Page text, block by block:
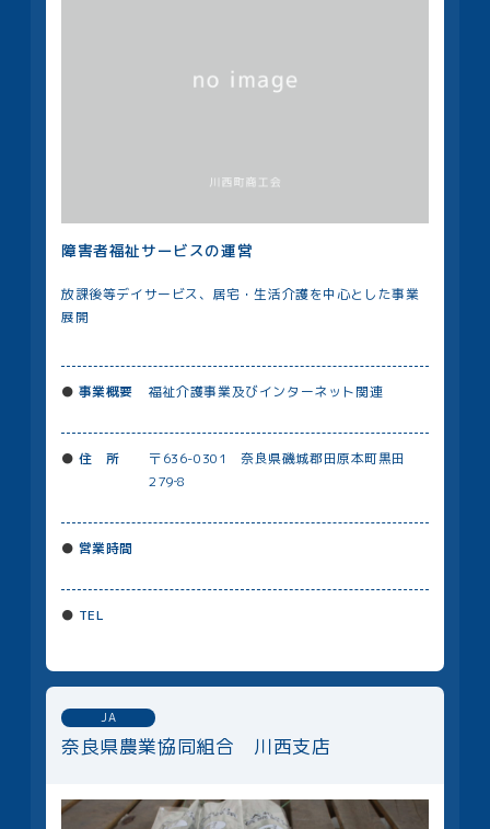
障害者福祉サービスの運営
放課後等デイサービス、居宅・生活介護を中心とした事業
展開
事業概要 福祉介護事業及びインターネット関連
住 所
〒636-0301 奈良県磯城郡田原本町黒田
279‐8
営業時間
TEL
奈良県農業協同組合 川西支店
JA